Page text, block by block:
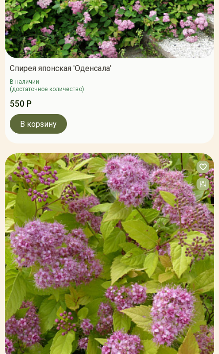
Спирея японская 'Оденсала'
В наличии
(достаточное количество)
550 Р
В корзину